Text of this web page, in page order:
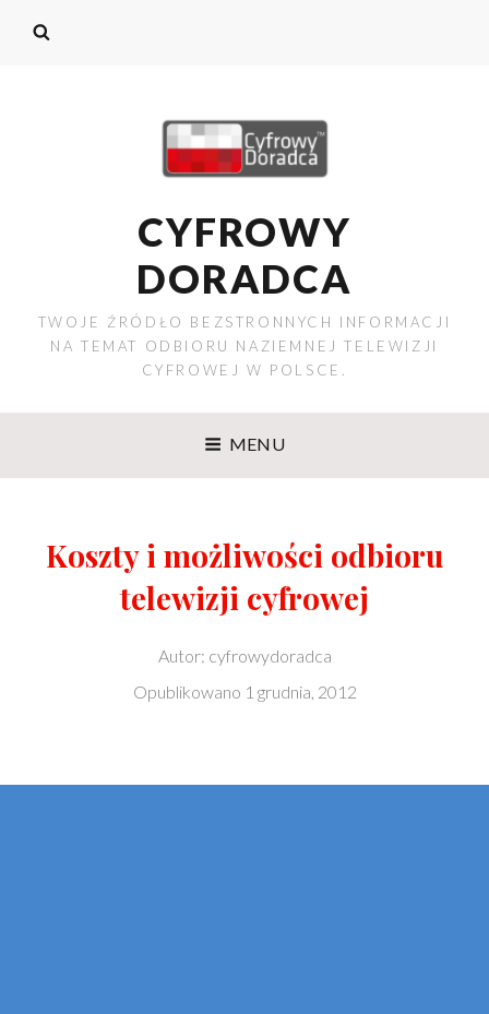
CYFROWY
DORADCA
TWOJE ŹRÓDŁO BEZSTRONNYCH INFORMACJI
NA TEMAT ODBIORU NAZIEMNEJ TELEWIZJI
CYFROWEJ W POLSCE.
MENU
Koszty i możliwości odbioru
telewizji cyfrowej
Autor: cyfrowydoradca
Opublikowano 1 grudnia, 2012